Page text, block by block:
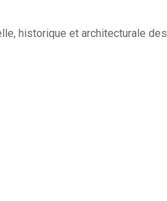
historique et architecturale des